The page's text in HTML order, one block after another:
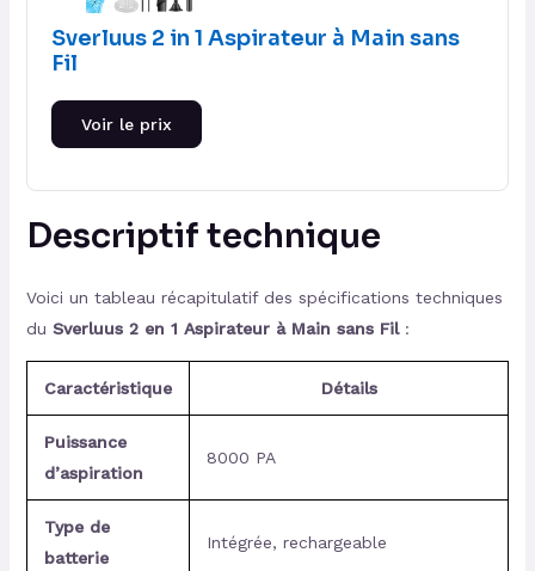
Sverluus 2 in 1 Aspirateur à Main sans
Fil
Voir le prix
Descriptif technique
Voici un tableau récapitulatif des spécifications techniques
du Sverluus 2 en 1 Aspirateur à Main sans Fil:
Caractéristique Détails
Puissance
d’aspiration
8000 PA
Type de
batterie
Intégrée, rechargeable